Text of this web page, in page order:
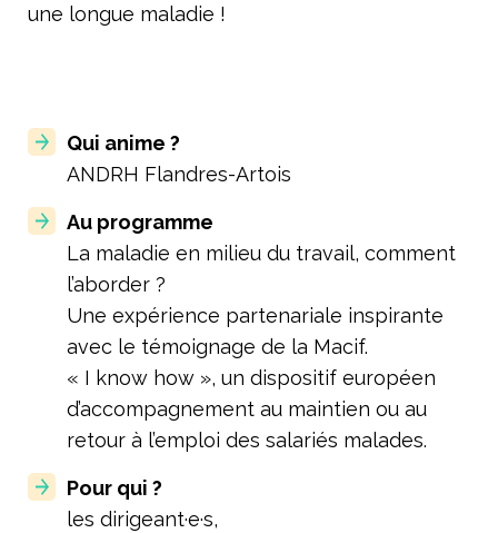
une longue maladie !
Qui anime ?
ANDRH Flandres-Artois
Au programme
La maladie en milieu du travail, comment
l’aborder ?
Une expérience partenariale inspirante
avec le témoignage de la Macif.
« I know how », un dispositif européen
d’accompagnement au maintien ou au
retour à l’emploi des salariés malades.
Pour qui ?
les dirigeant·e·s,